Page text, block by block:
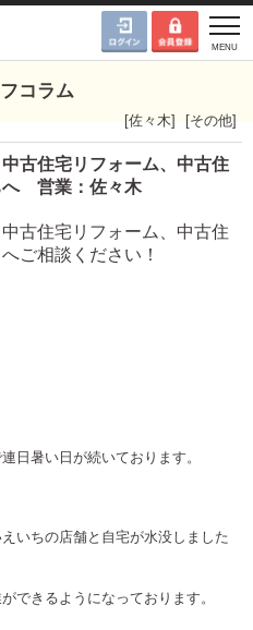
コラム
[佐々木] [その他]
古住宅リフォーム、中古住
へ 営業：佐々木
古住宅リフォーム、中古住
ご相談ください！
日暑い日が続いております。
いちの店舗と自宅が水没しました
できるようになっております。